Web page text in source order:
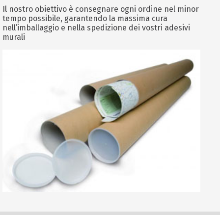
Il nostro obiettivo è consegnare ogni ordine nel minor
tempo possibile, garantendo la massima cura
nell’imballaggio e nella spedizione dei vostri adesivi
murali